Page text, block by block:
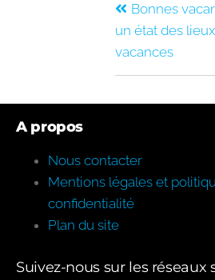
Bonnes
un état des
vacances
A propos
Nous contacter
Mentions légales et
confidentialité
Plan du site
Suivez-nous sur les réseaux